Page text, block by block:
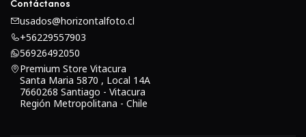
Contáctanos
usados@horizontalfoto.cl
+56229557903
56926492050
Premium Store Vitacura
Santa Maria 5870 , Local 14A
7660268 Santiago - Vitacura
Región Metropolitana - Chile